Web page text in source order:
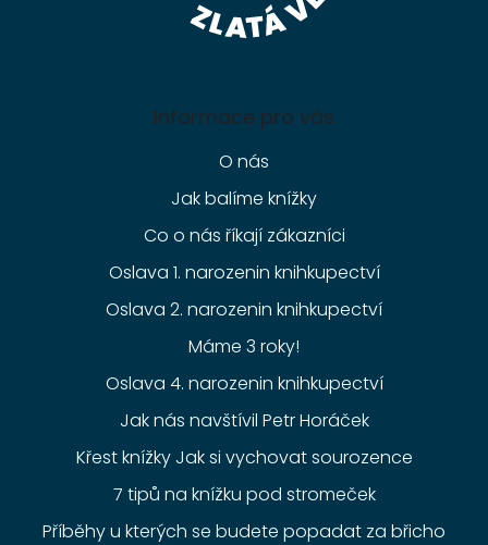
Informace pro vás
O nás
Jak balíme knížky
Co o nás říkají zákazníci
Oslava 1. narozenin knihkupectví
Oslava 2. narozenin knihkupectví
Máme 3 roky!
Oslava 4. narozenin knihkupectví
Jak nás navštívil Petr Horáček
Křest knížky Jak si vychovat sourozence
7 tipů na knížku pod stromeček
Příběhy u kterých se budete popadat za břicho